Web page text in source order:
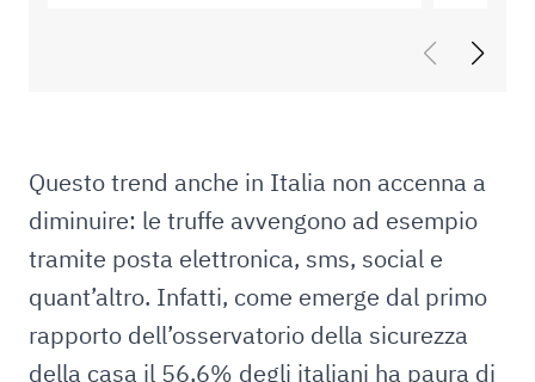
Questo trend anche in Italia non accenna a
diminuire: le truffe avvengono ad esempio
tramite posta elettronica, sms, social e
quant’altro. Infatti, come emerge dal primo
rapporto dell’osservatorio della sicurezza
della casa il 56,6% degli italiani ha paura di